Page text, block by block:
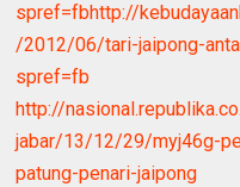
spref=fbhttp://
/2012/06/tari-jaipong-
spref=fb
http://
jabar/13/12/29/myj46g-
patung-penari-jaipong